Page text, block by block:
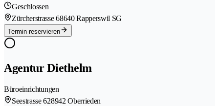
Geschlossen
Zürcherstrasse 68640 Rapperswil SG
Termin reservieren
Agentur Diethelm
Büroeinrichtungen
Seestrasse 628942 Oberrieden